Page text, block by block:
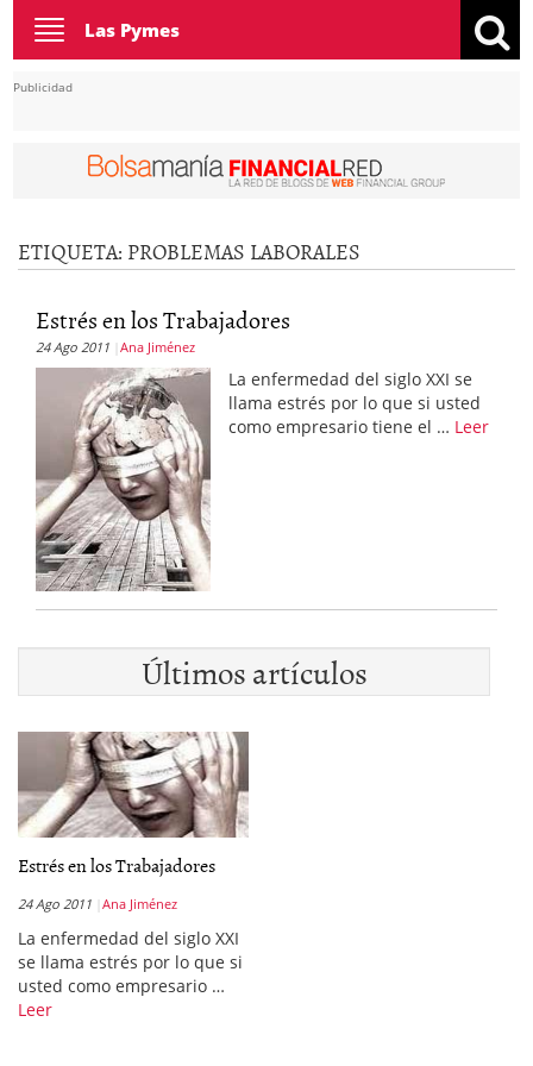
Toggle
navigation
Las Pymes
Publicidad
ETIQUETA: PROBLEMAS LABORALES
Estrés en los Trabajadores
24 Ago 2011 Ana Jiménez
La enfermedad del siglo XXI se
llama estrés por lo que si usted
como empresario tiene el … Leer
Últimos artículos
Estrés en los Trabajadores
24 Ago 2011 Ana Jiménez
La enfermedad del siglo XXI
se llama estrés por lo que si
usted como empresario …
Leer